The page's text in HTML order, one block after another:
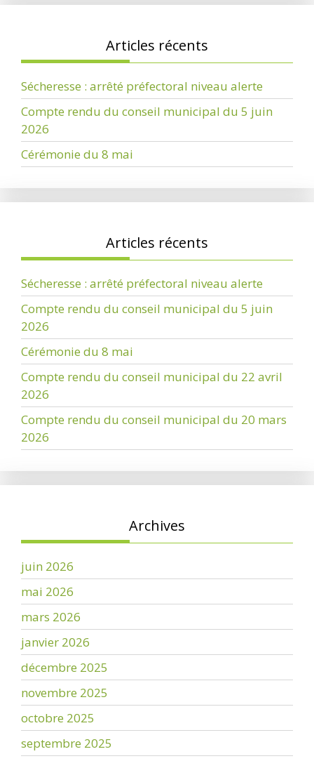
Articles récents
Sécheresse : arrêté préfectoral niveau alerte
Compte rendu du conseil municipal du 5 juin
2026
Cérémonie du 8 mai
Articles récents
Sécheresse : arrêté préfectoral niveau alerte
Compte rendu du conseil municipal du 5 juin
2026
Cérémonie du 8 mai
Compte rendu du conseil municipal du 22 avril
2026
Compte rendu du conseil municipal du 20 mars
2026
Archives
juin 2026
mai 2026
mars 2026
janvier 2026
décembre 2025
novembre 2025
octobre 2025
septembre 2025